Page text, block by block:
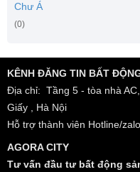
Chư Á
(0)
KÊNH ĐĂNG TIN BẤT
Địa chỉ: Tầng 5 - tòa nhà
Giấy , Hà Nội
Hỗ trợ thành viên Hotline/
AGORA CITY
Tư vấn đầu tư bất động